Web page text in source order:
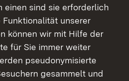
gibt's eine Schritt-für-
Traum-Studium.
in Baden-Württemberg
einen sind sie erforderlich
unserer
können wir mit Hilfe der
für Sie immer weiter
pseudonymisierte
gesammelt und